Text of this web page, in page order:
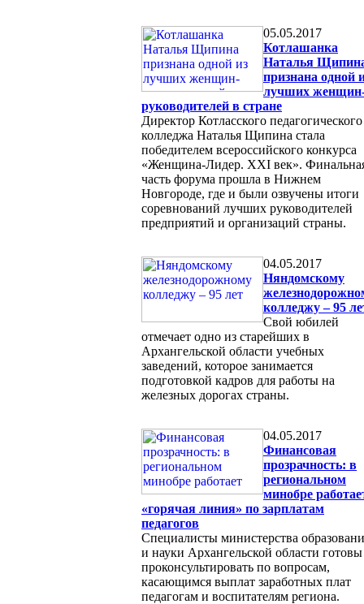
05.05.2017
Котлашанка
Наталья
признана одной
лучших
руководителей в стране
Директор Котласского педагогического
колледжа Наталья Щипина стала
победителем всероссийского конкурса
«Женщина-Лидер. XXI век».
часть форума прошла в Нижнем
Новгороде, где и были озвучены итоги
соревнований лучших руководителей
предприятий и организаций страны.
04.05.2017
Няндомскому
колледжу – 95
Свой юбилей
отмечает одно из старейших в
Архангельской области учебных
заведений, которое занимается
подготовкой кадров для работы на
железных дорогах страны.
04.05.2017
Финансовая
прозрачность: в
региональном
минобре
«горячая линия» по зарплатам
педагогов
Специалисты министерства
и науки Архангельской области готовы
проконсультировать по вопросам,
касающимся выплат заработных плат
педагогам и воспитателям региона.